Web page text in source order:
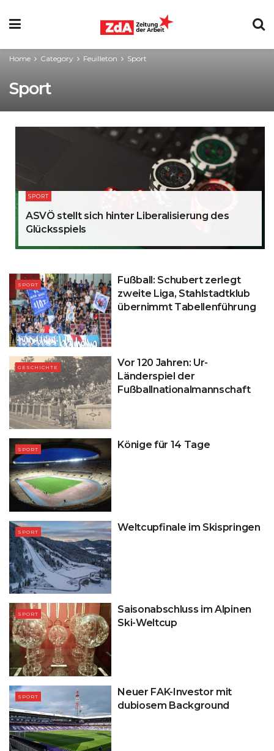
Home Category Feuilleton Sport
Sport
SPORT
ASVÖ stellt sich hinter Liberalisierung des
Glücksspiels
SPORT
Fußball: Schubert zerlegt
zweite Liga, Stahlstadtklub
übernimmt Tabellenführung
GESCHICHTE
Vor 120 Jahren: Ur-
Länderspiel der
Fußballnationalmannschaft
SPORT Könige für 14 Tage
SPORT Weltcupfinale im Skispringen
SPORT
Saisonabschluss im Alpinen
Ski-Weltcup
SPORT
Neuer FAK-Investor mit
dubiosem Background